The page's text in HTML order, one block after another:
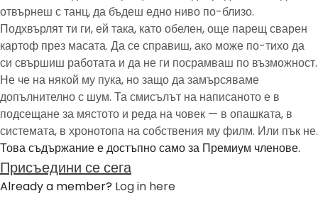
отвърнеш с танц, да бъдеш едно ниво по-близо.
Подхвърлят ти ги, ей така, като обелен, още парещ сварен
картоф през масата. Да се справиш, ако може по-тихо да
си свършиш работата и да не ги посрамваш по възможност.
Не че на някой му пука, но защо да замърсяваме
допълнително с шум. Та смисълът на написаното е в
подсещане за мястото и реда на човек — в опашката, в
системата, в хронотопа на собствения му филм. Или пък не.
Това съдържание е достъпно само за Премиум членове.
Присъедини се сега
Already a member? Log in here